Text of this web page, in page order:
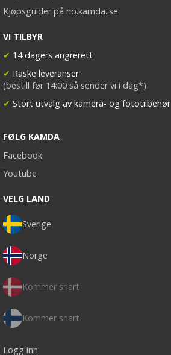
Kjøpsguider på no.kamda..se
VI TILBYR
✔ 14 dagers angrerett
✔ Raske leveranser
(bestill før 14:00 så sender vi i dag*)
✔ Stort utvalg av kamera- og fototilbehør
FØLG KAMDA
Facebook
Youtube
VELG LAND
Sverige
Norge
Kommer snart
Kommer snart
Logg inn